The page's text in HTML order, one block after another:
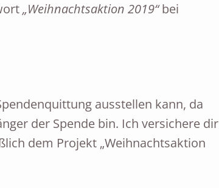
„Weihnachtsaktion 2019“bei
ausstellen kann, da
der Spende bin. Ich versichere dir
dem Projekt „Weihnachtsaktion